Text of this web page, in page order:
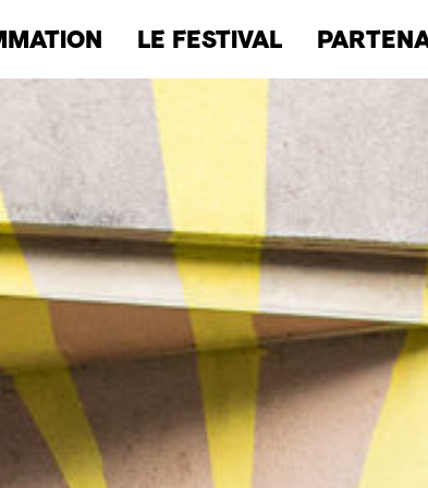
LE FESTIVAL